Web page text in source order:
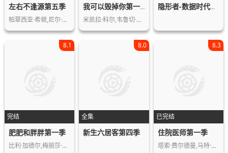
左右不逢源第五季
帕翠西亚·希顿,尼尔·弗林,查利·麦克…
我可以毁掉你第一季
米凯拉·科尔,韦鲁切·欧皮亚,帕帕·厄…
隐形者-数据时代打工人第一季
完结
8.1
肥肥和胖胖第一季
比利·加德尔,梅丽莎·麦卡西,斯薇兹·…
全集
8.0
新生六居客第四季
已完结
8.3
住院医师第一季
塔索·费尔德曼,马特·朱克瑞,艾米丽·…